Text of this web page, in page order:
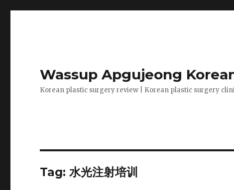
Wassup Apgujeong
Korean plastic surgery review | Korean plastic surgery
Tag: 水光注射培训